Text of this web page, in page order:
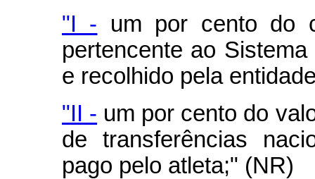
"I - um por cento do
pertencente ao
e recolhido pela
"II - um por cento do
de transferências
pago pelo atleta;" (NR)